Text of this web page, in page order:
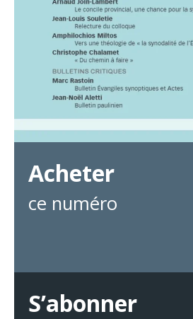
Acheter
ce numéro
S’abonner